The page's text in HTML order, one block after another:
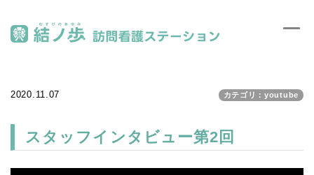
2020.11.07 カテゴリ：youtube
スタッフインタビュー第2回